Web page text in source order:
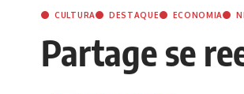
CULTURA DESTAQUE ECONOMIA
Partage se